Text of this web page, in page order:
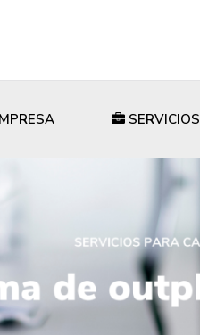
SERVICIOS